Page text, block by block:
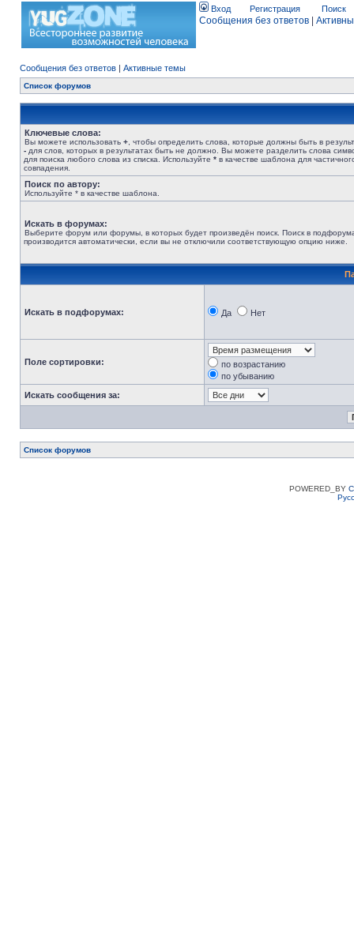
Вход Регистрация Поиск
Сообщения без ответов
Сообщения без ответов | Активные темы
Список форумов
Ключевые слова:
Вы можете использовать + , чтобы определить слова, которые должны быть в
- для слов, которых в результатах быть не должно. Вы можете разделить слова
для поиска любого слова из списка. Используйте * в качестве шаблона для
совпадения.
Поиск по автору:
Используйте * в качестве шаблона.
Искать в форумах:
Выберите форум или форумы, в которых будет произведён поиск. Поиск в
производится автоматически, если вы не отключили соответствующую опцию ниже.
Искать в подфорумах: Да Нет
Поле сортировки:
по возрастанию
по убыванию
Искать сообщения за:
Список форумов
POWERED_BY